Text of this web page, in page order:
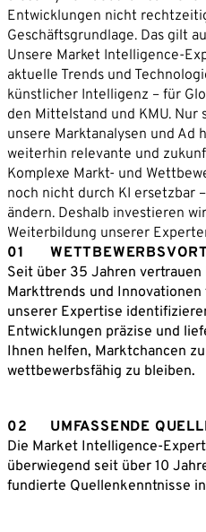
Start-ups im Blick haben
nur zu reagieren.
Business Development
profitieren von neuen
eigene
sondern auch das
Somit kann man immer
reagieren. Und auch dem
für Neu- und
Basis gegeben.
Entwicklungen nicht
Geschäftsgrundlage. Das gilt
Unsere Market Intelligence-
aktuelle Trends und
künstlicher Intelligenz – für
den Mittelstand und KMU. Nur
unsere Marktanalysen und Ad
weiterhin relevante und
Komplexe Markt- und
noch nicht durch KI ersetzbar
ändern. Deshalb investieren
Weiterbildung unserer
01
Seit über 35 Jahren vertrauen
Markttrends und
unserer Expertise
Entwicklungen präzise und
Ihnen helfen, Marktchancen
wettbewerbsfähig zu bleiben.
02
UMFASSENDE
Die Market Intelligence-
überwiegend seit über 10
fundierte Quellenkenntnisse